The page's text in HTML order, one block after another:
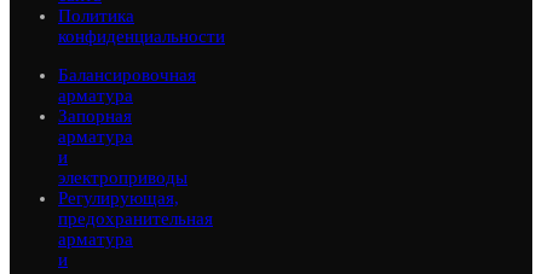
Политика
конфиденциальности
Балансировочная
арматура
Запорная
арматура
и
электроприводы
Регулирующая,
предохранительная
арматура
и